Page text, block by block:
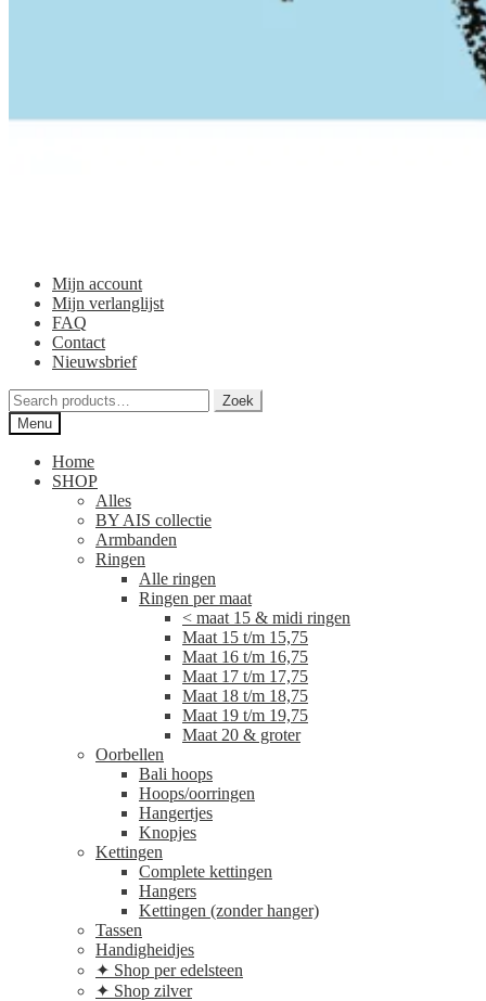
Mijn account
Mijn verlanglijst
FAQ
Contact
Nieuwsbrief
Zoeken
voor:
Zoek
Menu
Home
SHOP
Alles
BY AIS collectie
Armbanden
Ringen
Alle ringen
Ringen per maat
< maat 15 & midi ringen
Maat 15 t/m 15,75
Maat 16 t/m 16,75
Maat 17 t/m 17,75
Maat 18 t/m 18,75
Maat 19 t/m 19,75
Maat 20 & groter
Oorbellen
Bali hoops
Hoops/oorringen
Hangertjes
Knopjes
Kettingen
Complete kettingen
Hangers
Kettingen (zonder hanger)
Tassen
Handigheidjes
✦ Shop per edelsteen
✦ Shop zilver